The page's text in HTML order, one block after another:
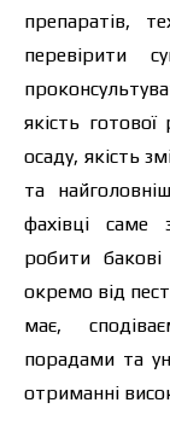
препаратів,
перевірити
якість готової
осаду, якість
та
фахівці саме
робити
окремо від
має,
порадами та
отриманні